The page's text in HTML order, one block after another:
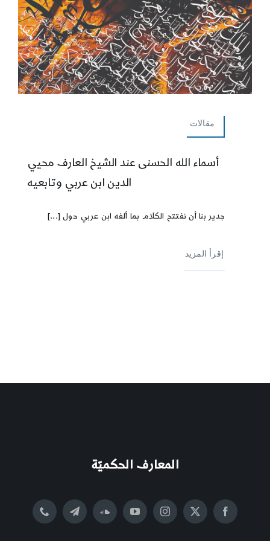
مقالات
أسماء الله الحسنى عند الشيخ العارف محيي
الدين ابن عربي وتابعيه
جدير بنا أن نفتتح الكلام بما ألفه ابن عربي حول [...]
إقرأ المزيد
المعارف الحكميّة